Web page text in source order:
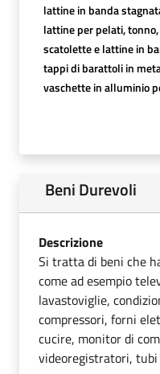
lattine in banda
lattine per pelati, tonno,
scatolette e lattine in
tappi di barattoli in
vaschette in alluminio
Beni Durevoli
Descrizione
Si tratta di beni che
come ad esempio
lavastoviglie,
compressori, forni
cucire, monitor di
videoregistratori, tubi